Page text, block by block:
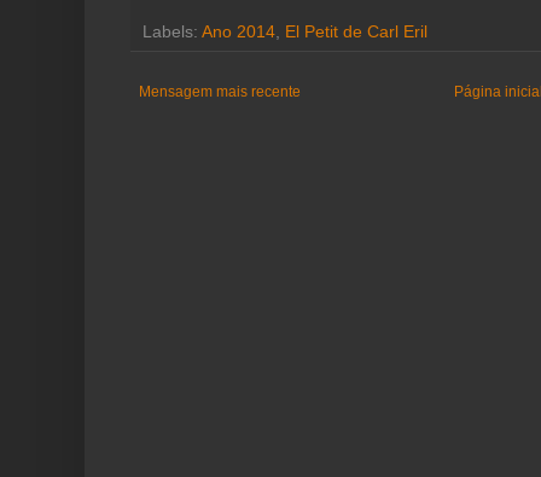
Labels: Ano 2014, El Petit de Carl Eril
Mensagem mais recente Página